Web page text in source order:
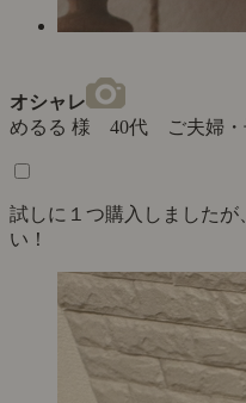
オシャレ
めるる 様 40代 ご夫婦・
試しに１つ購入しました
い！